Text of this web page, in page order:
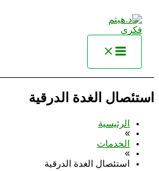
إلى
المحتوى
استئصال الغدة الدرقية
الرئيسية
»
الخدمات
»
استئصال الغدة الدرقية